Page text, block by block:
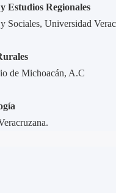
Estudios Regionales
Sociales, Universidad
de Michoacán, A.C